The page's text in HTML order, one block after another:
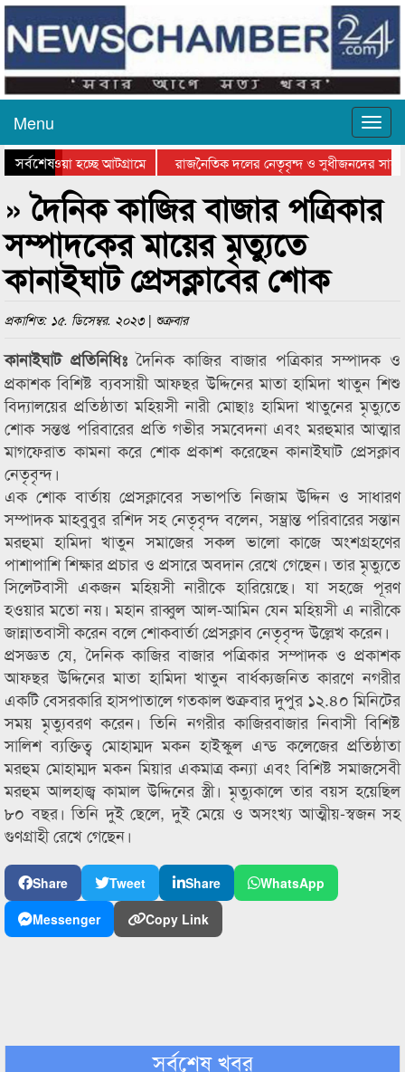
Menu
সর্বশেষ
যাওয়া হচ্ছে আটগ্রামে
রাজনৈতিক দলের নেতৃবৃন্দ ও সুধীজনদের সাথে
পুরস্কার বিতরণ সম্পন্ন
সিলেটে বাংলাদেশ গ্রুপ থিয়েটার
» দৈনিক কাজির বাজার পত্রিকার
সম্পাদকের মায়ের মৃত্যুতে
কানাইঘাট প্রেসক্লাবের শোক
প্রকাশিত: ১৫. ডিসেম্বর. ২০২৩ | শুক্রবার
কানাইঘাট প্রতিনিধিঃ দৈনিক কাজির বাজার পত্রিকার সম্পাদক ও
প্রকাশক বিশিষ্ট ব্যবসায়ী আফছর উদ্দিনের মাতা হামিদা খাতুন শিশু
বিদ্যালয়ের প্রতিষ্ঠাতা মহিয়সী নারী মোছাঃ হামিদা খাতুনের মৃত্যুতে
শোক সন্তপ্ত পরিবারের প্রতি গভীর সমবেদনা এবং মরহুমার আত্মার
মাগফেরাত কামনা করে শোক প্রকাশ করেছেন কানাইঘাট প্রেসক্লাব
নেতৃবৃন্দ।
এক শোক বার্তায় প্রেসক্লাবের সভাপতি নিজাম উদ্দিন ও সাধারণ
সম্পাদক মাহবুবুর রশিদ সহ নেতৃবৃন্দ বলেন, সম্ভ্রান্ত পরিবারের সন্তান
মরহুমা হামিদা খাতুন সমাজের সকল ভালো কাজে অংশগ্রহণের
পাশাপাশি শিক্ষার প্রচার ও প্রসারে অবদান রেখে গেছেন। তার মৃত্যুতে
সিলেটবাসী একজন মহিয়সী নারীকে হারিয়েছে। যা সহজে পূরণ
হওয়ার মতো নয়। মহান রাব্বুল আল-আমিন যেন মহিয়সী এ নারীকে
জান্নাতবাসী করেন বলে শোকবার্তা প্রেসক্লাব নেতৃবৃন্দ উল্লেখ করেন।
প্রসজ্ঞত যে, দৈনিক কাজির বাজার পত্রিকার সম্পাদক ও প্রকাশক
আফছর উদ্দিনের মাতা হামিদা খাতুন বার্ধক্যজনিত কারণে নগরীর
একটি বেসরকারি হাসপাতালে গতকাল শুক্রবার দুপুর ১২.৪০ মিনিটের
সময় মৃত্যুবরণ করেন। তিনি নগরীর কাজিরবাজার নিবাসী বিশিষ্ট
সালিশ ব্যক্তিত্ব মোহাম্মদ মকন হাইস্কুল এন্ড কলেজের প্রতিষ্ঠাতা
মরহুম মোহাম্মদ মকন মিয়ার একমাত্র কন্যা এবং বিশিষ্ট সমাজসেবী
মরহুম আলহাজ্ব কামাল উদ্দিনের স্ত্রী। মৃত্যুকালে তার বয়স হয়েছিল
৮০ বছর। তিনি দুই ছেলে, দুই মেয়ে ও অসংখ্য আত্মীয়-স্বজন সহ
গুণগ্রাহী রেখে গেছেন।
Share Tweet Share
WhatsApp
Messenger
Copy Link
সর্বশেষ খবর